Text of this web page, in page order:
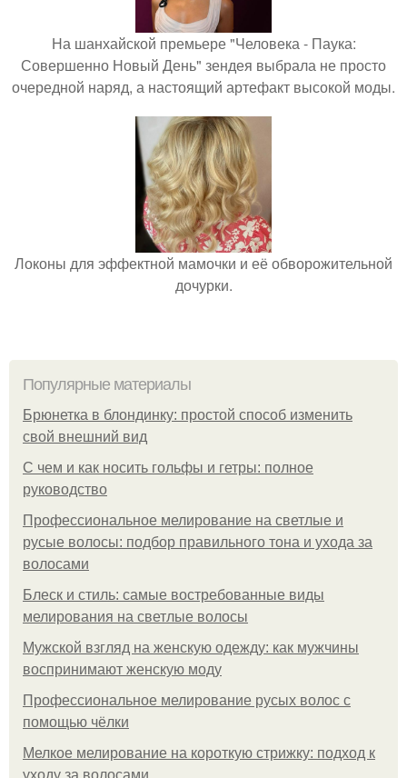
На шанхайской премьере "Человека - Паука:
Совершенно Новый День" зендея выбрала не просто
очередной наряд, а настоящий артефакт высокой моды.
Локоны для эффектной мамочки и её обворожительной
дочурки.
Популярные материалы
Брюнетка в блондинку: простой способ изменить
свой внешний вид
С чем и как носить гольфы и гетры: полное
руководство
Профессиональное мелирование на светлые и
русые волосы: подбор правильного тона и ухода за
волосами
Блеск и стиль: самые востребованные виды
мелирования на светлые волосы
Мужской взгляд на женскую одежду: как мужчины
воспринимают женскую моду
Профессиональное мелирование русых волос с
помощью чёлки
Мелкое мелирование на короткую стрижку: подход к
уходу за волосами